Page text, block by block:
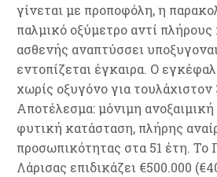
γίνεται με προποφόλη, η
παλμικό οξύμετρο αντί
ασθενής αναπτύσσει
εντοπίζεται έγκαιρα. Ο
χωρίς οξυγόνο για τουλάχιστον
Αποτέλεσμα: μόνιμη
φυτική κατάσταση, πλήρης
προσωπικότητας στα 51 έτη. Το
Λάρισας επιδικάζει €500.000